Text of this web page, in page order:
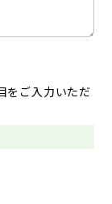
をご入力いただ